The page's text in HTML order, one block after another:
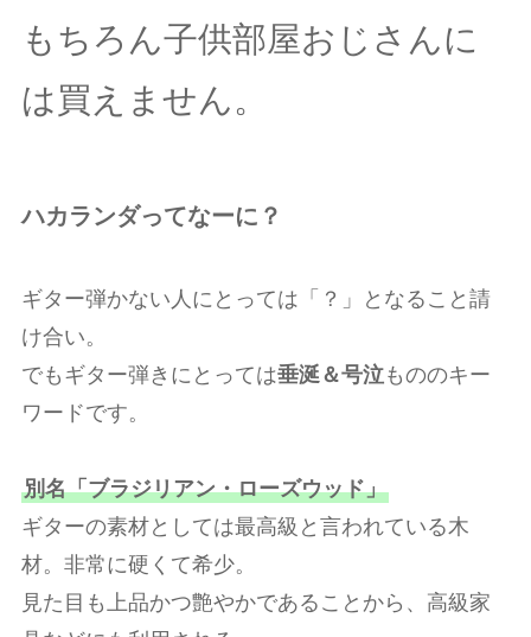
もちろん子供部屋おじさんに
は買えません。
ハカランダってなーに？
ギター弾かない人にとっては「？」となること請
け合い。
でもギター弾きにとっては垂涎＆号泣もののキー
ワードです。
別名「ブラジリアン・ローズウッド」
ギターの素材としては最高級と言われている木
材。非常に硬くて希少。
見た目も上品かつ艶やかであることから、高級家